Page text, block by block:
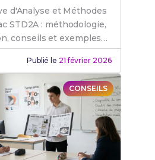
d'Analyse et Méthodes
STD2A : méthodologie,
conseils et exemples
Publié le 21 février 2026
CONSEILS